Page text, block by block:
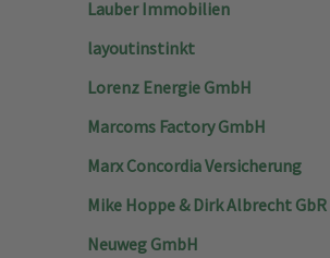
Lauber Immobilien
layoutinstinkt
Lorenz Energie GmbH
Marcoms Factory GmbH
Marx Concordia Versicherung
Mike Hoppe & Dirk Albrecht GbR
Neuweg GmbH